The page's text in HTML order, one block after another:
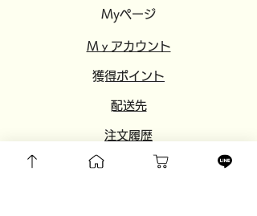
Myページ
​​Mｙアカウント
​獲得ポイント
​配送先
注文履歴
欲しいものリスト